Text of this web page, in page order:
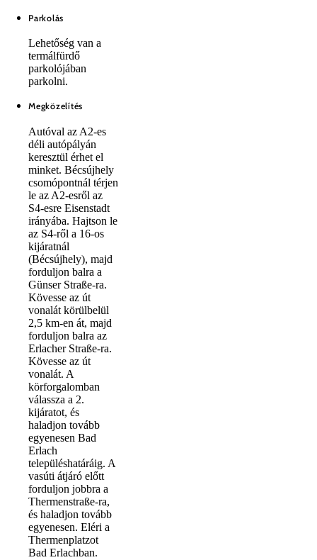
Parkolás
Lehetőség van a
termálfürdő
parkolójában
parkolni.
Megközelítés
Autóval az A2-es
déli autópályán
keresztül érhet el
minket. Bécsújhely
csomópontnál térjen
le az A2-esről az
S4-esre Eisenstadt
irányába. Hajtson le
az S4-ről a 16-os
kijáratnál
(Bécsújhely), majd
forduljon balra a
Günser Straße-ra.
Kövesse az út
vonalát körülbelül
2,5 km-en át, majd
forduljon balra az
Erlacher Straße-ra.
Kövesse az út
vonalát. A
körforgalomban
válassza a 2.
kijáratot, és
haladjon tovább
egyenesen Bad
Erlach
településhatáráig. A
vasúti átjáró előtt
forduljon jobbra a
Thermenstraße-ra,
és haladjon tovább
egyenesen. Eléri a
Thermenplatzot
Bad Erlachban.